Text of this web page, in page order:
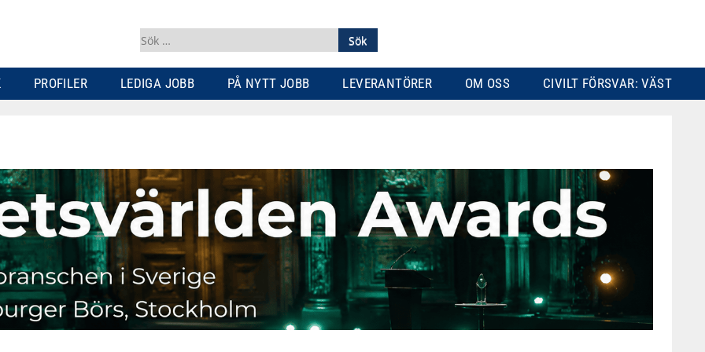
Sök
efter:
PROFILER LEDIGA JOBB PÅ NYTT JOBB LEVERANTÖRER OM OSS CIVILT FÖRSVAR: VÄST